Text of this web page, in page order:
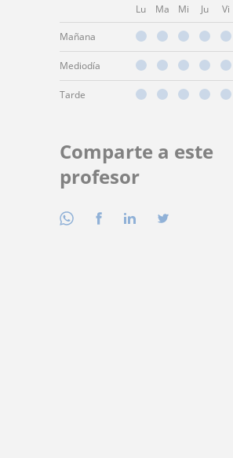
Lu Ma Mi Ju Vi
Mañana
Mediodía
Tarde
Comparte a este
profesor